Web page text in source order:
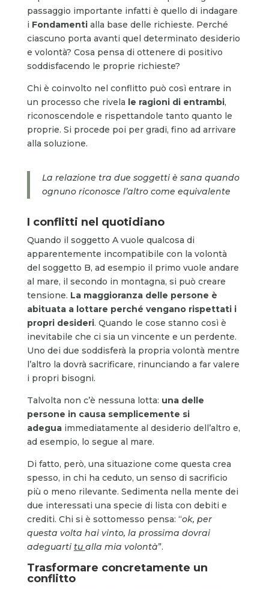
passaggio importante infatti è quello di indagare
i Fondamentialla base delle richieste. Perché
ciascuno porta avanti quel determinato desiderio
e volontà? Cosa pensa di ottenere di positivo
soddisfacendo le proprie richieste?
Chi è coinvolto nel conflitto può così entrare in
un processo che rivela le ragioni di entrambi,
riconoscendole e rispettandole tanto quanto le
proprie. Si procede poi per gradi, fino ad arrivare
alla soluzione.
La relazione tra due soggetti è sana quando
ognuno riconosce l’altro come equivalente
I conflitti nel quotidiano
Quando il soggetto A vuole qualcosa di
apparentemente incompatibile con la volontà
del soggetto B, ad esempio il primo vuole andare
al mare, il secondo in montagna, si può creare
tensione. La maggioranza delle persone è
abituata a lottare perché vengano rispettati i
propri desideri. Quando le cose stanno così è
inevitabile che ci sia un vincente e un perdente.
Uno dei due soddisferà la propria volontà mentre
l’altro la dovrà sacrificare, rinunciando a far valere
i propri bisogni.
Talvolta non c’è nessuna lotta: una delle
persone in causa semplicemente si
adegua immediatamente al desiderio dell’altro e,
ad esempio, lo segue al mare.
Di fatto, però, una situazione come questa crea
spesso, in chi ha ceduto, un senso di sacrificio
più o meno rilevante. Sedimenta nella mente dei
due interessati una specie di lista con debiti e
crediti. Chi si è sottomesso pensa: “ok, per
questa volta hai vinto, la prossima dovrai
adeguarti tu alla mia volontà”.
Trasformare concretamente un
conflitto